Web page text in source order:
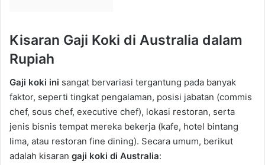
Kisaran Gaji Koki di Australia dalam
Rupiah
Gaji koki ini sangat bervariasi tergantung pada banyak
faktor, seperti tingkat pengalaman, posisi jabatan (commis
chef, sous chef, executive chef), lokasi restoran, serta
jenis bisnis tempat mereka bekerja (kafe, hotel bintang
lima, atau restoran fine dining). Secara umum, berikut
adalah kisaran gaji koki di Australia: